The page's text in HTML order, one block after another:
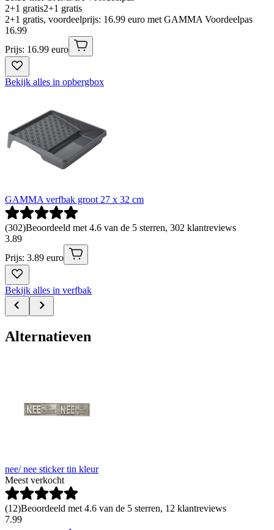
2+1 gratis2+1 gratis
2+1 gratis, voordeelprijs: 16.99 euro met GAMMA Voordeelpas
16.99
Prijs: 16.99 euro
Bekijk alles in opbergbox
GAMMA verfbak groot 27 x 32 cm
(302)Beoordeeld met 4.6 van de 5 sterren, 302 klantreviews
3.89
Prijs: 3.89 euro
Bekijk alles in verfbak
Alternatieven
nee/ nee sticker tin kleur
Meest verkocht
(12)Beoordeeld met 4.6 van de 5 sterren, 12 klantreviews
7.99